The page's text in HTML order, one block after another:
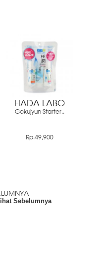
HADA LABO
Gokujyun Starter..
Rp.49,900
Sebelumnya